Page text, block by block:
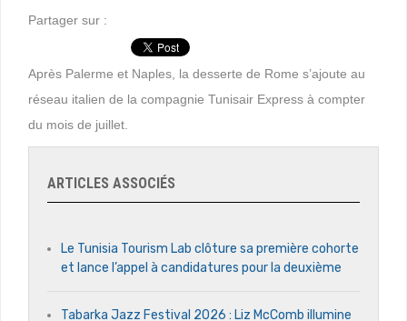
Partager sur :
Après Palerme et Naples, la desserte de Rome s’ajoute au
réseau italien de la compagnie Tunisair Express à compter
du mois de juillet.
ARTICLES ASSOCIÉS
Le Tunisia Tourism Lab clôture sa première cohorte
et lance l’appel à candidatures pour la deuxième
Tabarka Jazz Festival 2026 : Liz McComb illumine